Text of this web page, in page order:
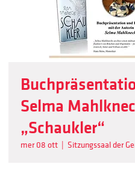
Selma
„Schaukler“
mer 08 ott Sitzungssaal der